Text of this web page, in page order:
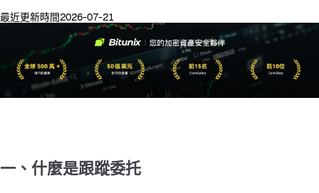
最近更新時間2026-07-21
一、什麼是跟蹤委托